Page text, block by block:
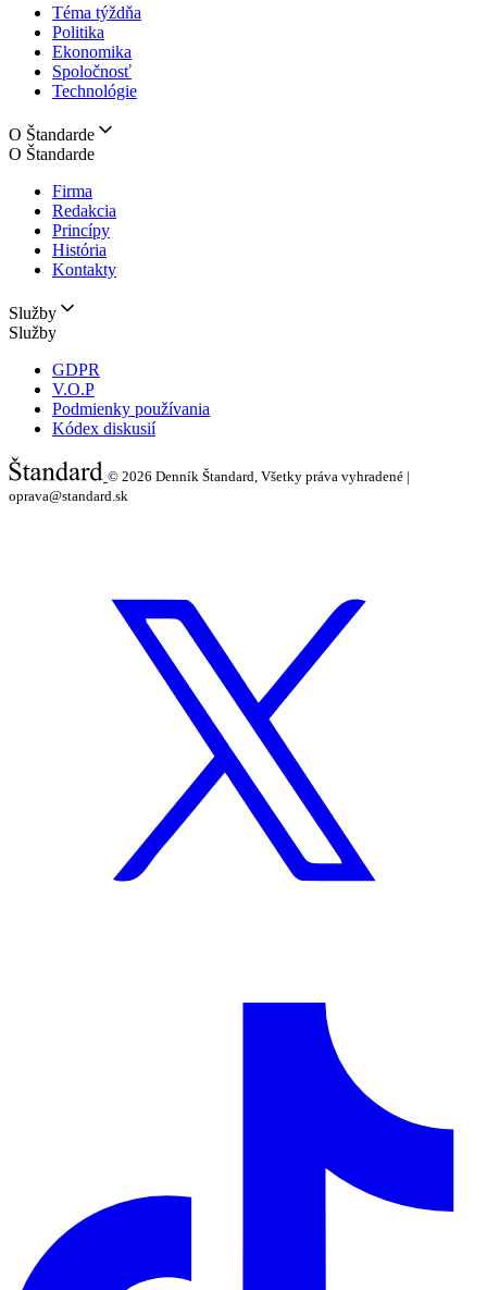
Téma týždňa
Politika
Ekonomika
Spoločnosť
Technológie
O Štandarde
O Štandarde
Firma
Redakcia
Princípy
História
Kontakty
Služby
Služby
GDPR
V.O.P
Podmienky používania
Kódex diskusií
© 2026 Denník Štandard, Všetky práva vyhradené |
oprava@standard.sk